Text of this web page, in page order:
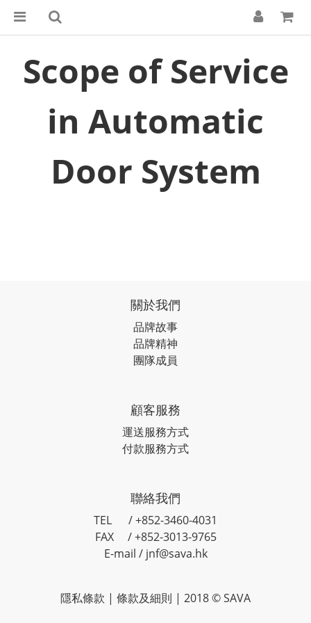
Scope of Service
in Automatic
Door System
關於我們
品牌故事
品牌精神
團隊成員
顧客服務
運送服務方式
付款服務方式
聯絡我們
TEL / +852-3460-4031
FAX / +852-3013-9765
E-mail / jnf@sava.hk
隱私條款 | 條款及細則 | 2018 © SAVA